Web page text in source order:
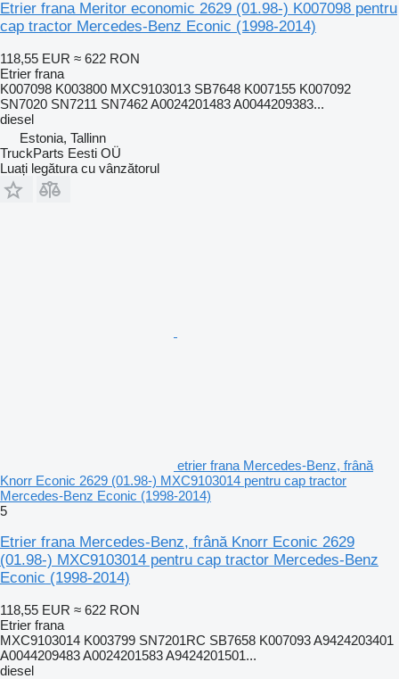
Etrier frana Meritor economic 2629 (01.98-) K007098 pentru
cap tractor Mercedes-Benz Econic (1998-2014)
118,55 EUR ≈ 622 RON
Etrier frana
K007098 K003800 MXC9103013 SB7648 K007155 K007092
SN7020 SN7211 SN7462 A0024201483 A0044209383...
diesel
Estonia, Tallinn
TruckParts Eesti OÜ
Luați legătura cu vânzătorul
etrier frana Mercedes-Benz, frână
Knorr Econic 2629 (01.98-) MXC9103014 pentru cap tractor
Mercedes-Benz Econic (1998-2014)
5
Etrier frana Mercedes-Benz, frână Knorr Econic 2629
(01.98-) MXC9103014 pentru cap tractor Mercedes-Benz
Econic (1998-2014)
118,55 EUR ≈ 622 RON
Etrier frana
MXC9103014 K003799 SN7201RC SB7658 K007093 A9424203401
A0044209483 A0024201583 A9424201501...
diesel